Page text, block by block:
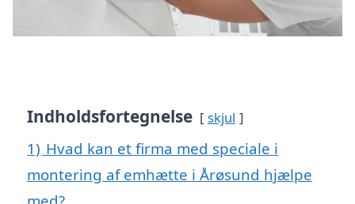
Indholdsfortegnelse skjul
1) Hvad kan et firma med speciale i
montering af emhætte i Årøsund hjælpe